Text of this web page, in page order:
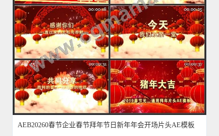
AEB20260春节企业春节拜年节日新年年会开场片头AE模板